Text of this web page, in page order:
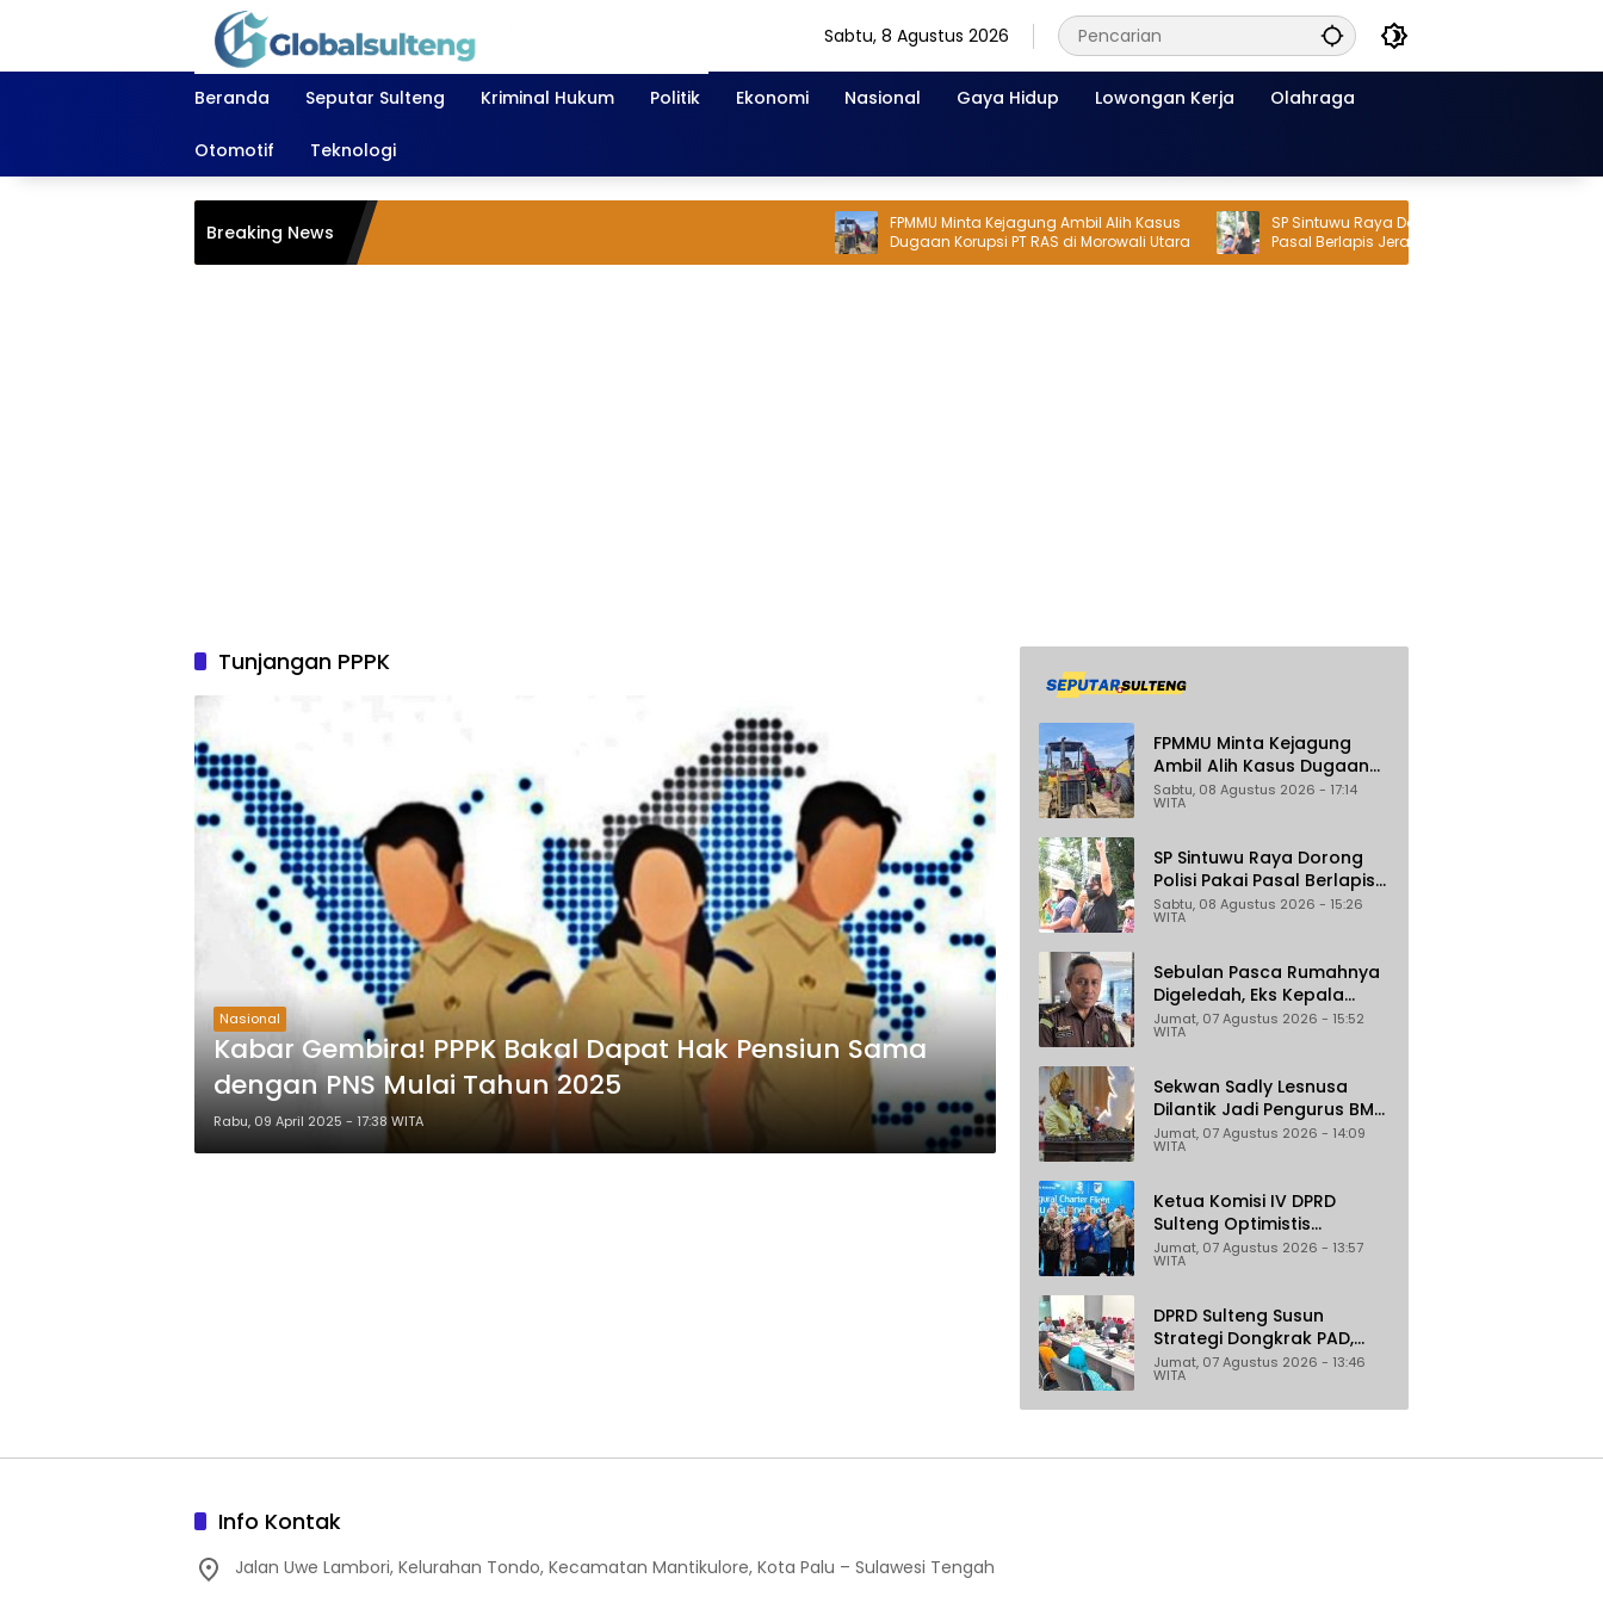
Sabtu, 8 Agustus 2026
Beranda Seputar Sulteng Kriminal Hukum Politik Ekonomi Nasional Gaya Hidup Lowongan Kerja Olahraga
Otomotif Teknologi
Breaking News
FPMMU Minta Kejagung Ambil Alih Kasus
Dugaan Korupsi PT RAS di Morowali Utara
SP Sintuwu Raya Dorong Polisi Pakai
Pasal Berlapis Jerat Oknum ASN Poso
Terlibat Dugaan Pelecehan Seksual
Tunjangan PPPK
Nasional
Kabar Gembira! PPPK Bakal Dapat Hak Pensiun Sama
dengan PNS Mulai Tahun 2025
Rabu, 09 April 2025 - 17:38 WITA
FPMMU Minta Kejagung
Ambil Alih Kasus Dugaan
Korupsi PT RAS di Morowali
Utara
Sabtu, 08 Agustus 2026 - 17:14
WITA
SP Sintuwu Raya Dorong
Polisi Pakai Pasal Berlapis
Jerat Oknum ASN Poso
Terlibat Dugaan
Beradik
Sabtu, 08 Agustus 2026 - 15:26
WITA
Sebulan Pasca Rumahnya
Digeledah, Eks Kepala
Bapenda Donggala Jadi
Tersangka Dugaan
Pertambangan
Jumat, 07 Agustus 2026 - 15:52
WITA
Sekwan Sadly Lesnusa
Dilantik Jadi Pengurus BMA
Sulteng Periode 2026–2031
Jumat, 07 Agustus 2026 - 14:09
WITA
Ketua Komisi IV DPRD
Sulteng Optimistis
Penerbangan Palu–
Guangzhou Dongkrak
Jumat, 07 Agustus 2026 - 13:57
WITA
DPRD Sulteng Susun
Strategi Dongkrak PAD,
Target Daerah Jadi
Pengelola Sekaligus
Penghasil
Jumat, 07 Agustus 2026 - 13:46
WITA
Info Kontak
Jalan Uwe Lambori, Kelurahan Tondo, Kecamatan Mantikulore, Kota Palu – Sulawesi Tengah